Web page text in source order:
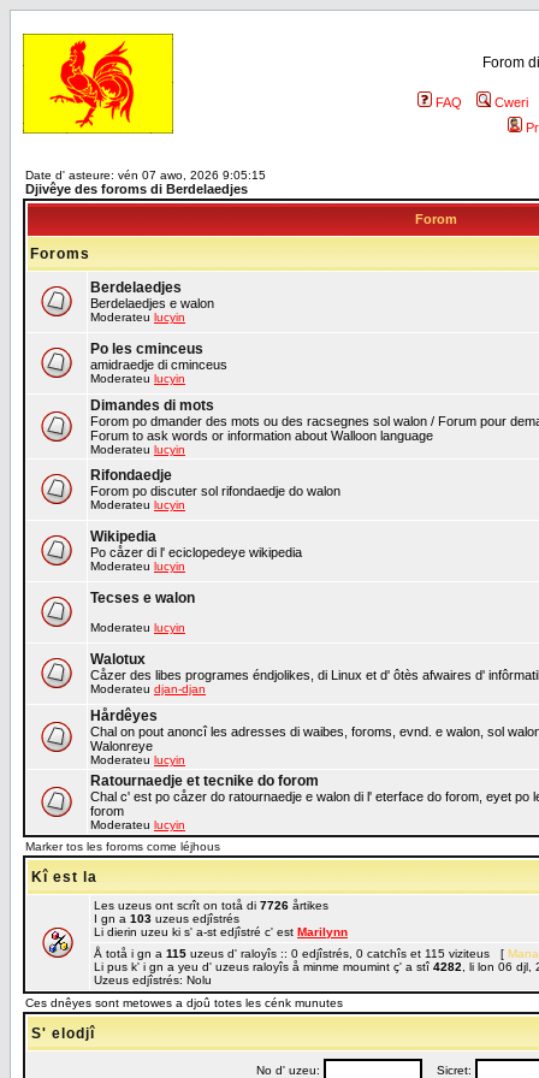
Forom
FAQ
Cweri
Date d' asteure: vén 07 awo, 2026 9:05:15
Djivêye des foroms di Berdelaedjes
Forom
Foroms
Berdelaedjes
Berdelaedjes e walon
Moderateu lucyin
Po les cminceus
amidraedje di cminceus
Moderateu lucyin
Dimandes di mots
Forom po dmander des mots ou des racsegnes sol walon / Forum pour
Forum to ask words or information about Walloon language
Moderateu lucyin
Rifondaedje
Forom po discuter sol rifondaedje do walon
Moderateu lucyin
Wikipedia
Po cåzer di l' eciclopedeye wikipedia
Moderateu lucyin
Tecses e walon
Moderateu lucyin
Walotux
Cåzer des libes programes éndjolikes, di Linux et d' ôtès afwaires d'
Moderateu djan-djan
Hårdêyes
Chal on pout anoncî les adresses di waibes, foroms, evnd. e walon, sol
Walonreye
Moderateu lucyin
Ratournaedje et tecnike do forom
Chal c' est po cåzer do ratournaedje e walon di l' eterface do forom, eyet
forom
Moderateu lucyin
Marker tos les foroms come léjhous
Kî est la
Les uzeus ont scrît on totå di 7726 årtikes
I gn a 103 uzeus edjîstrés
Li dierin uzeu ki s' a-st edjîstré c' est Marilynn
Å totå i gn a 115 uzeus d' raloyîs :: 0 edjîstrés, 0 catchîs et 115 viziteus [
Li pus k' i gn a yeu d' uzeus raloyîs å minme moumint ç' a stî 4282 , li lon 06
Uzeus edjîstrés: Nolu
Ces dnêyes sont metowes a djoû totes les cénk munutes
S' elodjî
No d' uzeu: Sicret: